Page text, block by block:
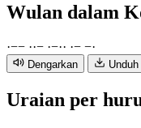
Wulan dalam
·−− ··− ·−·· ·− −·
Dengarkan
Uraian per